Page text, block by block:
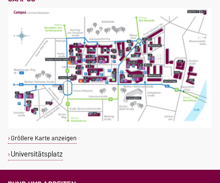
Größere Karte anzeigen
Universitätsplatz